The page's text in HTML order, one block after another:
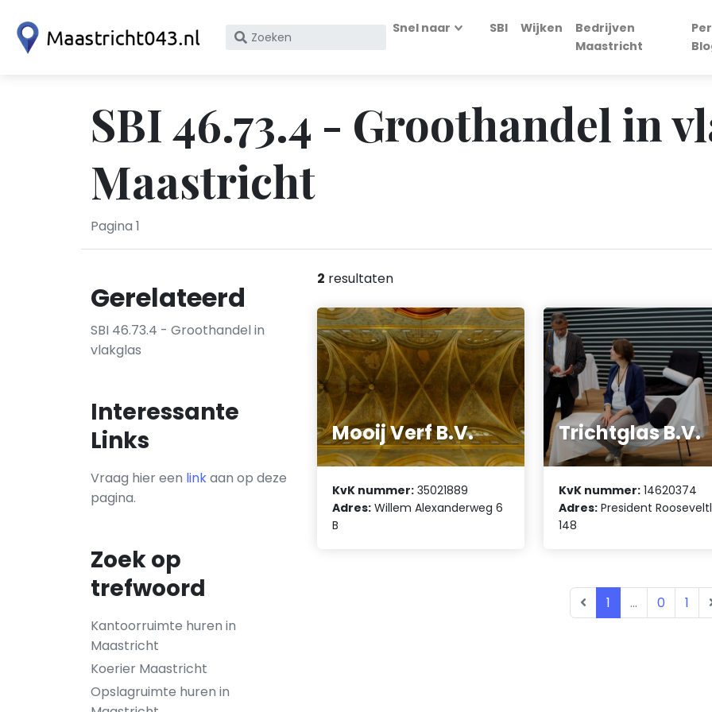
Zoek
KvK
nummer
Snel naar SBI Wijken
Bedrijven
Maastricht
SBI 46.73.4 - Groothandel in
Maastricht
Pagina 1
Gerelateerd
SBI 46.73.4 - Groothandel in
vlakglas
Interessante
Links
Vraag hier een linkaan op deze
pagina.
Zoek op
trefwoord
Kantoorruimte huren in
Maastricht
Koerier Maastricht
Opslagruimte huren in
2 resultaten
Mooij Verf B.V.
KvK nummer: 35021889
Adres: Willem Alexanderweg 6
B
Trichtglas B.V.
KvK nummer: 14620374
Adres: President
148
1 ... 0 1